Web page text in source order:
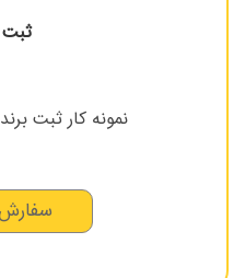
ثبت
نمونه کار ثبت
سفارش